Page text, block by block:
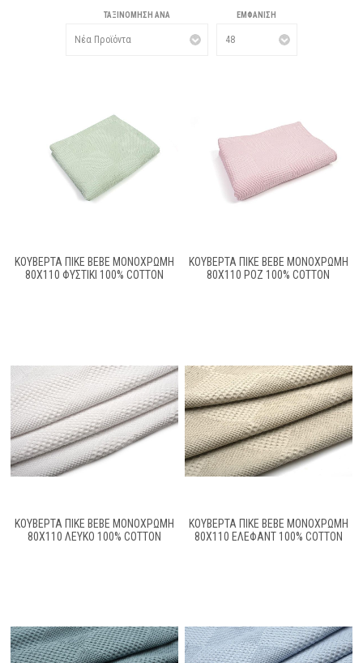
ΤΑΞΙΝΌΜΗΣΗ ΑΝΆ ΕΜΦΆΝΙΣΗ
ΚΟΥΒΈΡΤΑ ΠΙΚΈ BEBE ΜΟΝΌΧΡΩΜΗ
80X110 ΦΥΣΤΙΚΊ 100% COTTON
ΚΟΥΒΈΡΤΑ ΠΙΚΈ BEBE ΜΟΝΌΧΡΩΜΗ
80X110 ΡΟΖ 100% COTTON
ΚΟΥΒΕΡΤΑ ΠΙΚΕ BEBE ΜΟΝΌΧΡΩΜΗ
80X110 ΛΕΥΚΌ 100% COTTON
ΚΟΥΒΕΡΤΑ ΠΙΚΕ BEBE ΜΟΝΌΧΡΩΜΗ
80X110 ΈΛΕΦΑΝΤ 100% COTTON